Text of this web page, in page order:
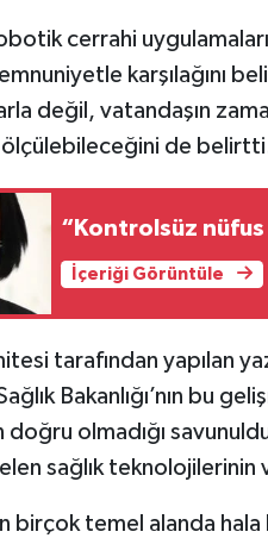
cerrahi
karşılağını
değil, vatandaşın
de
“Kontrolsüz
İçeriği Görüntüle
tarafından yapılan
Bakanlığı’nın bu
olmadığı
sağlık teknolojilerinin
birçok temel alanda